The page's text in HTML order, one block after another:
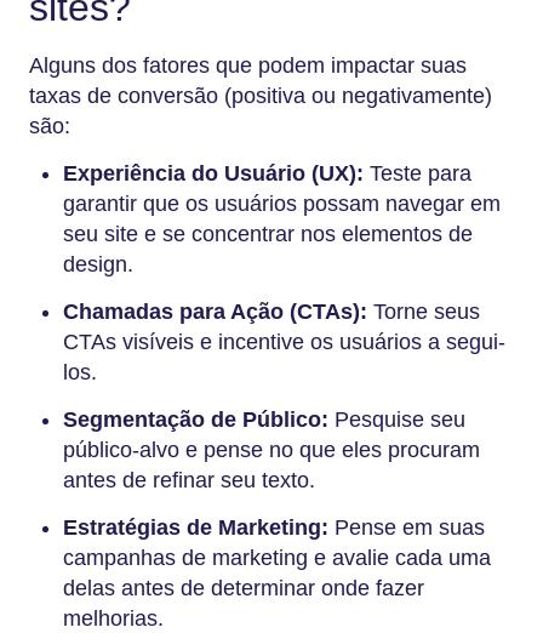
Alguns dos fatores que podem impactar suas
taxas de conversão (positiva ou negativamente)
são:
Experiência do Usuário (UX): Teste para
garantir que os usuários possam navegar em
seu site e se concentrar nos elementos de
design.
Chamadas para Ação (CTAs): Torne seus
CTAs visíveis e incentive os usuários a segui-
los.
Segmentação de Público: Pesquise seu
público-alvo e pense no que eles procuram
antes de refinar seu texto.
Estratégias de Marketing: Pense em suas
campanhas de marketing e avalie cada uma
delas antes de determinar onde fazer
melhorias.